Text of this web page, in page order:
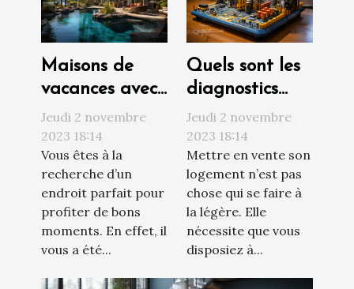
Maisons de
vacances avec
piscine : où
trouvée ?
Jeudi 2 novembre
2023 18:14
Vous êtes à la
recherche d’un
endroit parfait pour
profiter de bons
moments. En effet, il
vous a été...
Quels sont les
diagnostics
techniques à
réaliser avant
de vendre son
appartement ?
Jeudi 2 novembre
2023 18:14
Mettre en vente son
logement n’est pas
chose qui se faire à
la légère. Elle
nécessite que vous
disposiez à...